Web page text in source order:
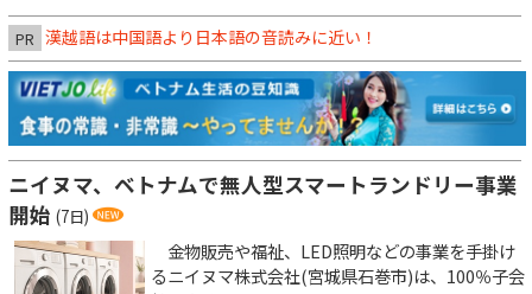
PR 漢越語は中国語より日本語の音読みに近い！
ニイヌマ、ベトナムで無人型スマートランドリー事業
開始 (7日)
金物販売や福祉、LED照明などの事業を手掛け
るニイヌマ株式会社(宮城県石巻市)は、100％子会